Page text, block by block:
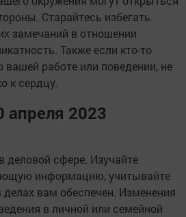
Старайтесь избегать
замечаний в отношении
Также если кто-то
вашей работе или поведении, не
к сердцу.
апреля 2023
деловой сфере. Изучайте
информацию, учитывайте
делах вам обеспечен. Изменения
в личной или семейной